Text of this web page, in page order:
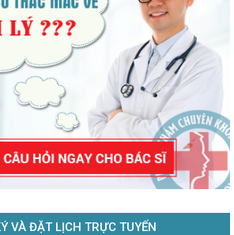
VÀ ĐẶT LỊCH TRỰC TUYẾN